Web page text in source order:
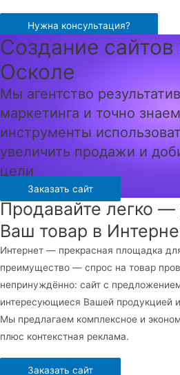
содержимому
Нужна консультация?
Создание
Осколе
Мы агентство
маркетинга и точно
инструменты
увеличить продажи и
цели
Заказать сайт
Продавайте легко —
Ваш товар в
Интернет — прекрасная площадка
преимущество — спрос на товар
непринуждённо: сайт с
интересующиеся Вашей продукцией
Мы предлагаем комплексное и
плюс контекстная реклама.
Заказать сайт